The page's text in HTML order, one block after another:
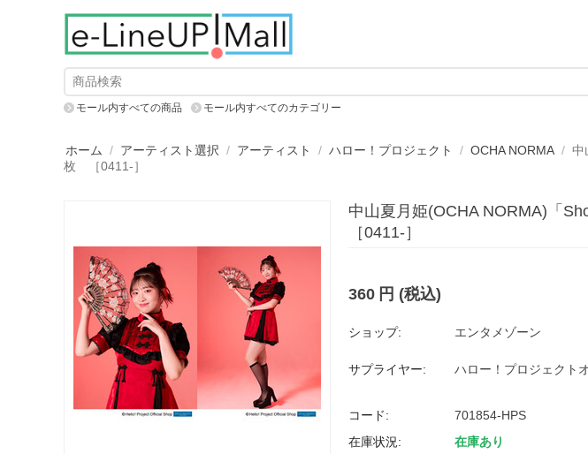
モール内すべての商品 モール内すべてのカテゴリー
ホーム / アーティスト選択 / アーティスト / ハロー！プロジェクト / OCHA NORMA / 中
枚 ［0411-］
中山夏月姫(OCHA NORMA)「
［0411-］
360 円 (税込)
ショップ: エンタメゾーン
サプライヤー: ハロー！プロジェクト
コード:
701854-HPS
在庫状況:
在庫あり